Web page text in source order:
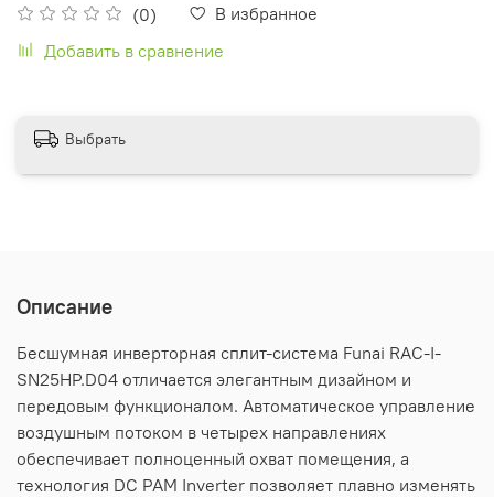
(0)
В избранное
Добавить в сравнение
Выбрать
Описание
Бесшумная инверторная сплит-система Funai RAC-I-
SN25HP.D04 отличается элегантным дизайном и
передовым функционалом. Автоматическое управление
воздушным потоком в четырех направлениях
обеспечивает полноценный охват помещения, а
технология DС PAM Inverter позволяет плавно изменять